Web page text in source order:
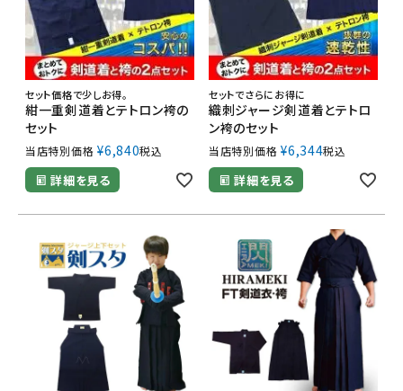
セット価格で少しお得。
紺一重剣道着とテトロン袴の
セット
当店特別価格 ¥6,840税込
詳細を見る
セットでさらにお得に
織刺ジャージ剣道着とテトロ
ン袴のセット
当店特別価格 ¥6,344税込
詳細を見る